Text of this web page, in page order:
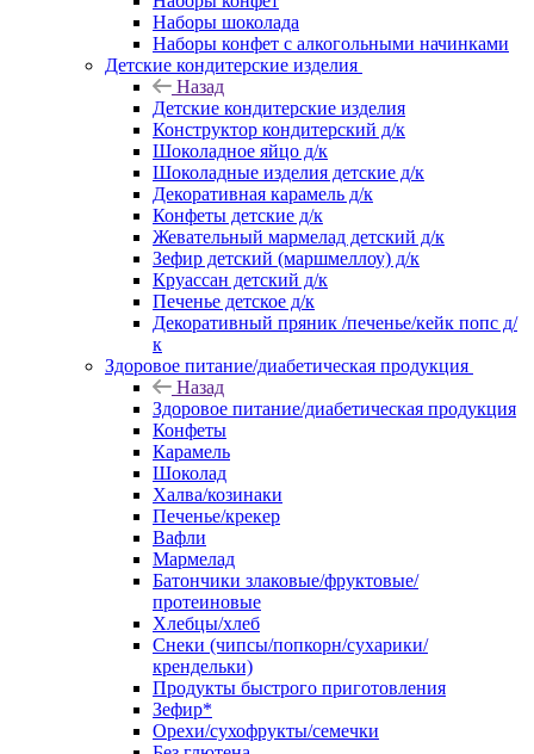
Наборы шоколада
Наборы конфет с алкогольными начинками
Детские кондитерские изделия
Назад
Детские кондитерские изделия
Конструктор кондитерский д/к
Шоколадное яйцо д/к
Шоколадные изделия детские д/к
Декоративная карамель д/к
Конфеты детские д/к
Жевательный мармелад детский д/к
Зефир детский (маршмеллоу) д/к
Круассан детский д/к
Печенье детское д/к
Декоративный пряник /печенье/кейк попс д/
к
Здоровое питание/диабетическая продукция
Назад
Здоровое питание/диабетическая продукция
Конфеты
Карамель
Шоколад
Халва/козинаки
Печенье/крекер
Вафли
Мармелад
Батончики злаковые/фруктовые/
протеиновые
Хлебцы/хлеб
Снеки (чипсы/попкорн/сухарики/
крендельки)
Продукты быстрого приготовления
Зефир*
Орехи/сухофрукты/семечки